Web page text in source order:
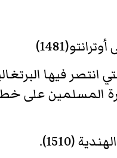
(1481)
انتصر فيها
المسلمين على
(1510).